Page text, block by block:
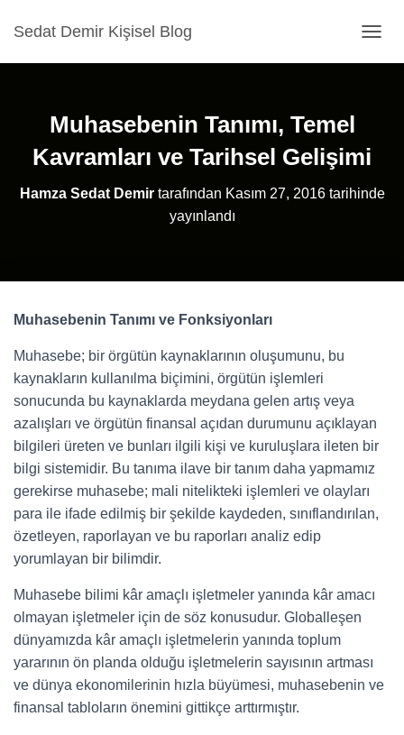
Sedat Demir Kişisel Blog
Muhasebenin Tanımı, Temel
Kavramları ve Tarihsel Gelişimi
Hamza Sedat Demirtarafından Kasım 27, 2016tarihinde
yayınlandı
Muhasebenin Tanımı ve Fonksiyonları
Muhasebe; bir örgütün kaynaklarının oluşumunu, bu
kaynakların kullanılma biçimini, örgütün işlemleri
sonucunda bu kaynaklarda meydana gelen artış veya
azalışları ve örgütün finansal açıdan durumunu açıklayan
bilgileri üreten ve bunları ilgili kişi ve kuruluşlara ileten bir
bilgi sistemidir. Bu tanıma ilave bir tanım daha yapmamız
gerekirse muhasebe; mali nitelikteki işlemleri ve olayları
para ile ifade edilmiş bir şekilde kaydeden, sınıflandırılan,
özetleyen, raporlayan ve bu raporları analiz edip
yorumlayan bir bilimdir.
Muhasebe bilimi kâr amaçlı işletmeler yanında kâr amacı
olmayan işletmeler için de söz konusudur. Globalleşen
dünyamızda kâr amaçlı işletmelerin yanında toplum
yararının ön planda olduğu işletmelerin sayısının artması
ve dünya ekonomilerinin hızla büyümesi, muhasebenin ve
finansal tabloların önemini gittikçe arttırmıştır.